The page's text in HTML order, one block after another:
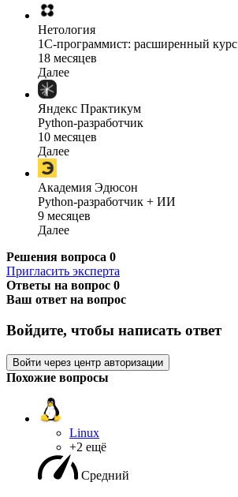
Нетология
1C-программист: расширенный курс
18 месяцев
Далее
Яндекс Практикум
Python-разработчик
10 месяцев
Далее
Академия Эдюсон
Python-разработчик + ИИ
9 месяцев
Далее
Решения вопроса 0
Пригласить эксперта
Ответы на вопрос 0
Ваш ответ на вопрос
Войдите, чтобы написать ответ
Войти через центр авторизации
Похожие вопросы
Linux
+2 ещё
Средний